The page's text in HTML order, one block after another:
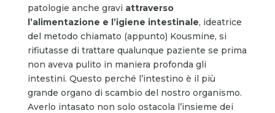
patologie anche gravi attraverso
l’alimentazione e l’igiene intestinale, ideatrice
del metodo chiamato (appunto) Kousmine, si
rifiutasse di trattare qualunque paziente se prima
non aveva pulito in maniera profonda gli
intestini. Questo perché l’intestino è il più
grande organo di scambio del nostro organismo.
Averlo intasato non solo ostacola l’insieme dei